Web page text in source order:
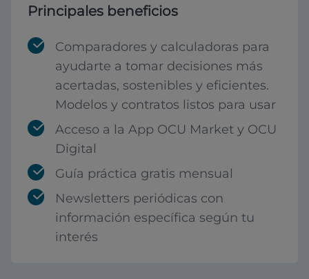
Principales beneficios
Comparadores y calculadoras para
ayudarte a tomar decisiones más
acertadas, sostenibles y eficientes.
Modelos y contratos listos para usar
Acceso a la App OCU Market y OCU
Digital
Guía práctica gratis mensual
Newsletters periódicas con
información específica según tu
interés